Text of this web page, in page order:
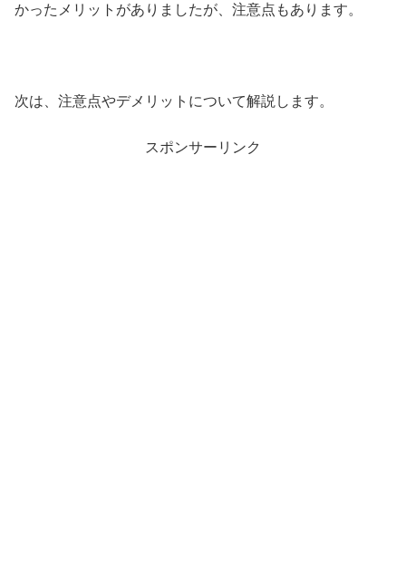
かったメリットがありましたが、注意点もあります。
次は、注意点やデメリットについて解説します。
スポンサーリンク